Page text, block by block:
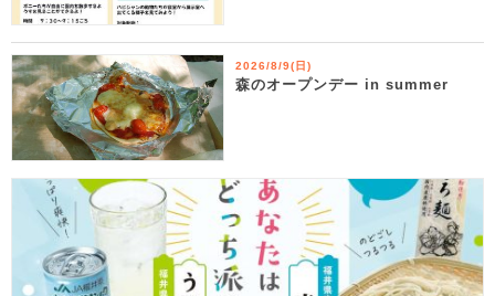
2026/8/9(日)
森のオープンデー in summer